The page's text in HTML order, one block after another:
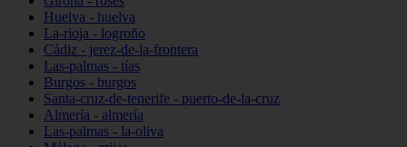
Huelva - huelva
La-rioja - logroño
Cádiz - jerez-de-la-frontera
Las-palmas - tías
Burgos - burgos
Santa-cruz-de-tenerife - puerto-de-la-cruz
Almería - almería
Las-palmas - la-oliva